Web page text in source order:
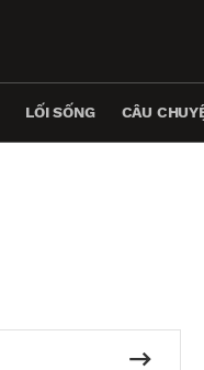
LỐI SỐNG CÂU